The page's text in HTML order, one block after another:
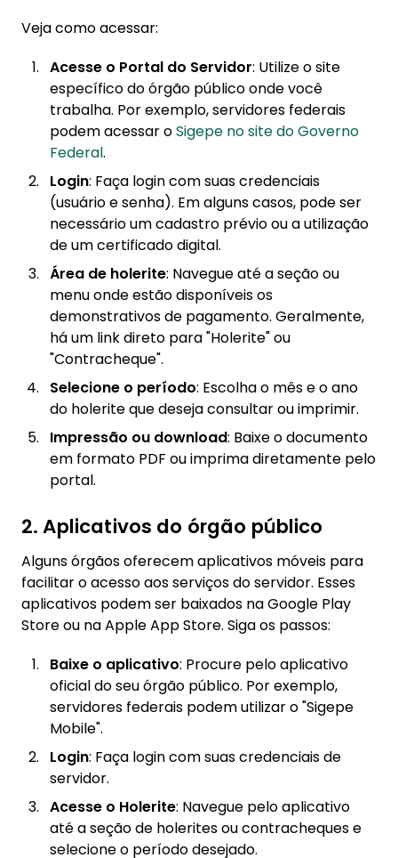
Veja como acessar:
Acesse o Portal do Servidor: Utilize o site
específico do órgão público onde você
trabalha. Por exemplo, servidores federais
podem acessar oSigepe no site do Governo
Federal.
Login: Faça login com suas credenciais
(usuário e senha). Em alguns casos, pode ser
necessário um cadastro prévio ou a utilização
de um certificado digital.
Área de holerite: Navegue até a seção ou
menu onde estão disponíveis os
demonstrativos de pagamento. Geralmente,
há um link direto para "Holerite" ou
"Contracheque".
Selecione o período: Escolha o mês e o ano
do holerite que deseja consultar ou imprimir.
Impressão ou download: Baixe o documento
em formato PDF ou imprima diretamente pelo
portal.
2. Aplicativos do órgão público
Alguns órgãos oferecem aplicativos móveis para
facilitar o acesso aos serviços do servidor. Esses
aplicativos podem ser baixados na Google Play
Store ou na Apple App Store. Siga os passos:
Baixe o aplicativo: Procure pelo aplicativo
oficial do seu órgão público. Por exemplo,
servidores federais podem utilizar o "Sigepe
Mobile".
Login: Faça login com suas credenciais de
servidor.
Acesse o Holerite: Navegue pelo aplicativo
até a seção de holerites ou contracheques e
selecione o período desejado.